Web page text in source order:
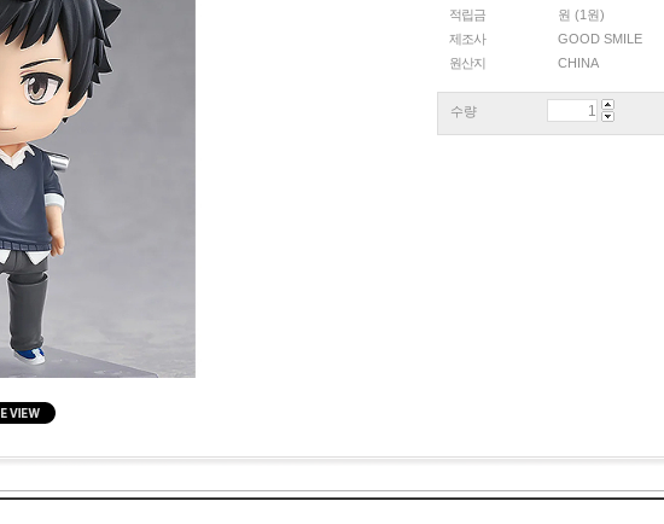
적립금
원 (1원)
제조사
GOOD SMILE
원산지
CHINA
수량